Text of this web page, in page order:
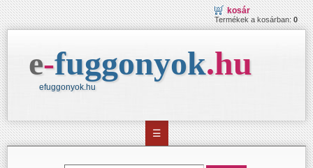
kosár
Termékek a kosárban:0
e-fuggonyok.hu
efuggonyok.hu
☰